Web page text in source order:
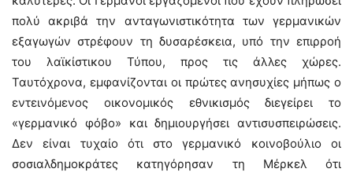
πολύ ακριβά την ανταγωνιστικότητα των γερμανικών
εξαγωγών στρέφουν τη δυσαρέσκεια, υπό την επιρροή
του λαϊκίστικου Τύπου, προς τις άλλες χώρες.
Ταυτόχρονα, εμφανίζονται οι πρώτες ανησυχίες μήπως ο
εντεινόμενος οικονομικός εθνικισμός διεγείρει το
«γερμανικό φόβο» και δημιουργήσει αντισυσπειρώσεις.
Δεν είναι τυχαίο ότι στο γερμανικό κοινοβούλιο οι
σοσιαλδημοκράτες κατηγόρησαν τη Μέρκελ ότι